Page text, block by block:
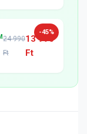
-45%
24 990
Ft
13 990
Ft